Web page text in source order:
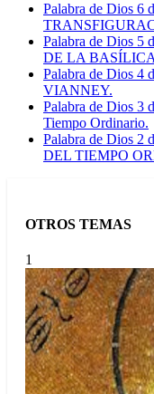
Palabra de Dios 6
Palabra de Dios 5
DE LA
Palabra de Dios 4
VIANNEY.
Palabra de Dios 3
Tiempo Ordinario.
Palabra de Dios
DEL TIEMPO
OTROS TEMAS
1